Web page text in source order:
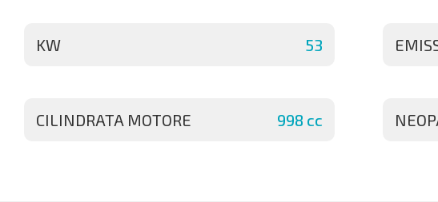
KW 53
CILINDRATA MOTORE 998 cc